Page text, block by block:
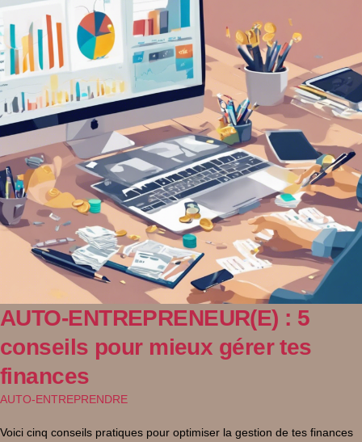
AUTO-ENTREPRENEUR(E) : 5
conseils pour mieux gérer tes
finances
AUTO-ENTREPRENDRE
Voici cinq conseils pratiques pour optimiser la gestion de tes finances